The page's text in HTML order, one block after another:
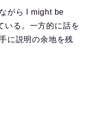
がら I might be
いる。一方的に話を
に説明の余地を残